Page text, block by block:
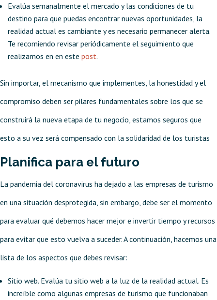
Evalúa semanalmente el mercado y las condiciones de tu
destino para que puedas encontrar nuevas oportunidades, la
realidad actual es cambiante y es necesario permanecer alerta.
Te recomiendo revisar periódicamente el seguimiento que
realizamos en en este post.
Sin importar, el mecanismo que implementes, la honestidad y el
compromiso deben ser pilares fundamentales sobre los que se
construirá la nueva etapa de tu negocio, estamos seguros que
esto a su vez será compensado con la solidaridad de los turistas
Planifica para el futuro
La pandemia del coronavirus ha dejado a las empresas de turismo
en una situación desprotegida, sin embargo, debe ser el momento
para evaluar qué debemos hacer mejor e invertir tiempo y recursos
para evitar que esto vuelva a suceder. A continuación, hacemos una
lista de los aspectos que debes revisar:
Sitio web. Evalúa tu sitio web a la luz de la realidad actual. Es
increíble como algunas empresas de turismo que funcionaban